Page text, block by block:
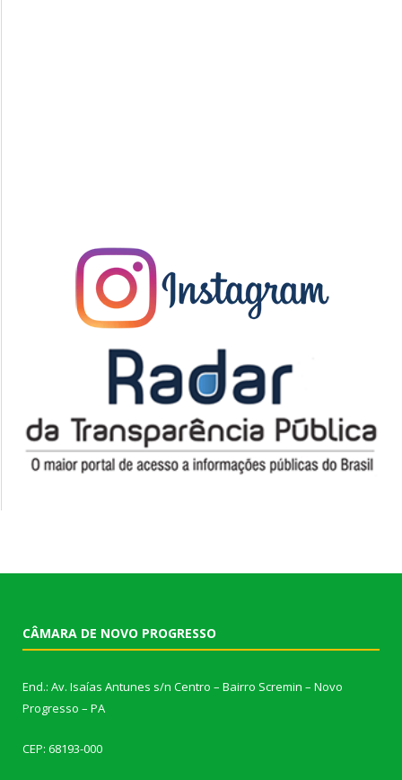
CÂMARA DE NOVO PROGRESSO
End.: Av. Isaías Antunes s/n Centro – Bairro Scremin – Novo
Progresso – PA
CEP: 68193-000